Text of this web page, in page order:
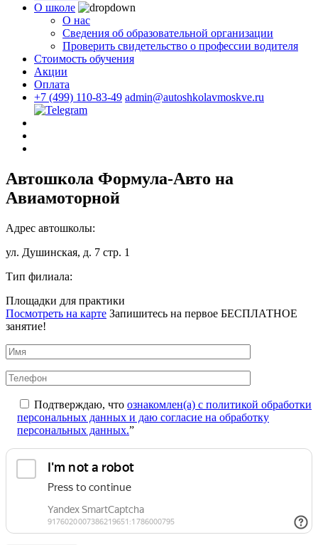
О школе
О нас
Сведения об образовательной организации
Проверить свидетельство о профессии водителя
Стоимость обучения
Акции
Оплата
+7 (499) 110-83-49 admin@autoshkolavmoskve.ru
Автошкола Формула-Авто на
Авиамоторной
Адрес автошколы:
ул. Душинская, д. 7 стр. 1
Тип филиала:
Площадки для практики
Посмотреть на карте Запишитесь на первое БЕСПЛАТНОЕ
занятие!
Подтверждаю, что ознакомлен(а) с политикой обработки
персональных данных и даю согласие на обработку
персональных данных.”